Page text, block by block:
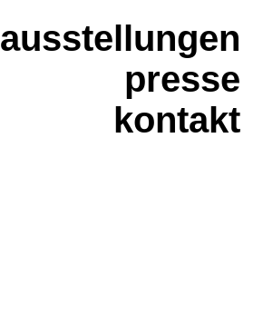
ausstellungen
presse
kontakt